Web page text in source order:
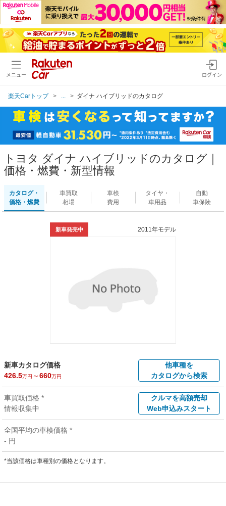
メニュー ログイン
楽天Carトップ ダイナ ハイブリッドのカタログ
トヨタ ダイナ ハイブリッドのカタログ｜
価格・燃費・新型情報
カタログ・
価格・燃費
車買取
相場
車検
費用
タイヤ・
車用品
自動
車保険
新車発売中 2011年モデル
新車カタログ価格
426.5万円 ～660万円
他車種を
カタログから検索
車買取価格 *
情報収集中
クルマを高額売却
Web申込みスタート
全国平均の車検価格 *
- 円
*当該価格は車種別の価格となります。